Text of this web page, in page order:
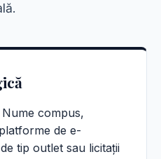
compus,
de e-
tip outlet sau licitații